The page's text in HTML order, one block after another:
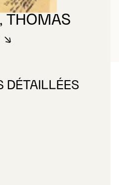
THOMAS
DE BAILLAIRGÉ,
DÉTAILLÉES